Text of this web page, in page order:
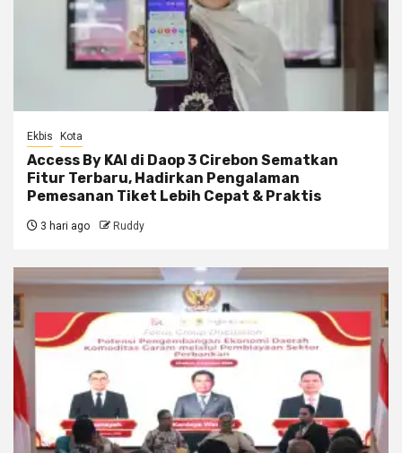
Ekbis Kota
Access By KAI di Daop 3 Cirebon Sematkan
Fitur Terbaru, Hadirkan Pengalaman
Pemesanan Tiket Lebih Cepat & Praktis
3 hari ago Ruddy